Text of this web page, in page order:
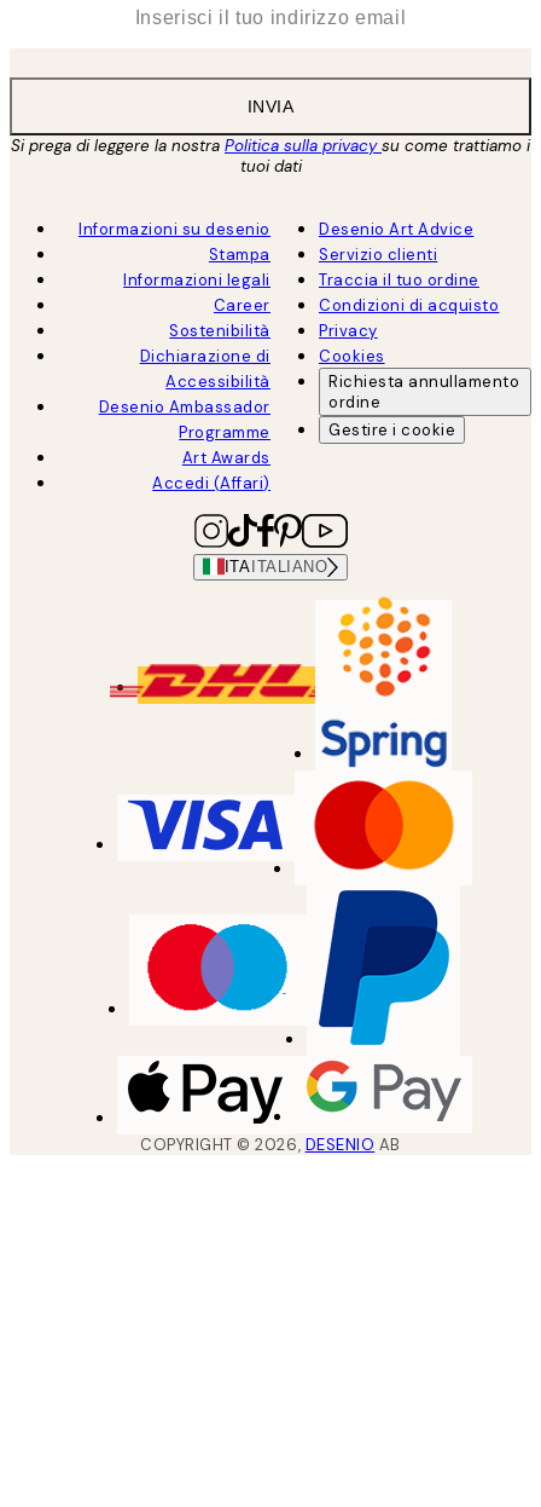
INVIA
Si prega di leggere la nostra Politica sulla privacysu come trattiamo i
tuoi dati
Informazioni su desenio
Stampa
Informazioni legali
Career
Sostenibilità
Dichiarazione di
Accessibilità
Desenio Ambassador
Programme
Art Awards
Accedi (Affari)
Desenio Art Advice
Servizio clienti
Traccia il tuo ordine
Condizioni di acquisto
Privacy
Cookies
Richiesta annullamento
ordine
Gestire i cookie
ITA ITALIANO
COPYRIGHT ©2026, DESENIO AB